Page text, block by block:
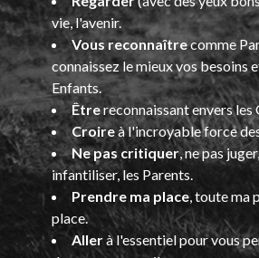
vie, l'avenir.
Vous reconnaîtrecomme
connaissez le mieux vos besoins
Enfants.
Êtrereconnaissant envers les
Croireà l'incroyable force
Ne pas critiquer, ne pas
infantiliser, les Parents.
Prendre ma place , toute ma
place.
Allerà l'essentiel pour vous